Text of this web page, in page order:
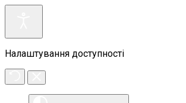
Налаштування доступності